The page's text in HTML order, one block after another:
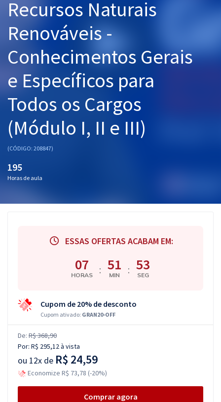
OAB
Questões grátis
Conteúdo gratuito
Aprovados
Atendimento
Recursos Naturais
Renováveis -
Conhecimentos Gerais
e Específicos para
Todos os Cargos
(Módulo I, II e III)
(CÓDIGO: 208847)
195
Horas de aula
ESSAS OFERTAS ACABAM EM:
07
HORAS : 51
MIN : 52
SEG
Cupom de 20% de desconto
Cupom ativado: GRAN20-OFF
De: R$ 368,90
Por: R$ 295,12à vista
ou 12x de R$ 24,59
Economize R$ 73,78 (-20%)
Comprar agora